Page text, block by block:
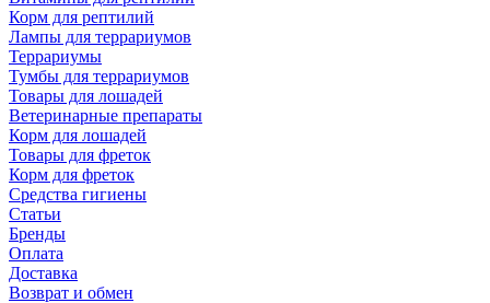
Корм для рептилий
Лампы для террариумов
Террариумы
Тумбы для террариумов
Товары для лошадей
Ветеринарные препараты
Корм для лошадей
Товары для фреток
Корм для фреток
Средства гигиены
Статьи
Бренды
Оплата
Доставка
Возврат и обмен